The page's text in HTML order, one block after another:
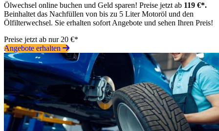
Ölwechsel online buchen und Geld sparen! Preise jetzt ab 119 €*.
Beinhaltet das Nachfüllen von bis zu 5 Liter Motoröl und den
Ölfilterwechsel. Sie erhalten sofort Angebote und sehen Ihren Preis!
Preise jetzt ab nur 20 €*
Angebote erhalten